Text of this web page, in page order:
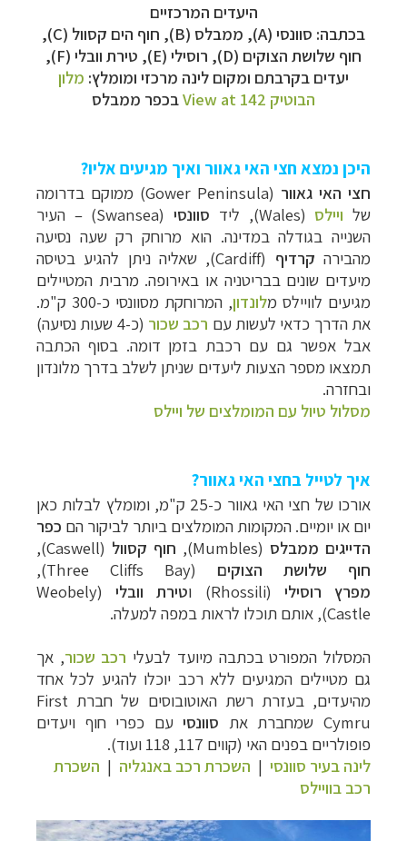
היעדים המרכזיים
בכתבה: סוונסי (A), ממבלס (B), חוף הים קסוול (C),
חוף שלושת הצוקים (D), רוסילי (E), טירת וובלי (F),
יעדים בקרבתם ומקום לינה מרכזי ומומלץ: מלון
הבוטיק View at 142
בכפר ממבלס
היכן נמצא חצי האי גאוור ואיך מגיעים אליו?
חצי האי גאוור (
Gower Peninsula) ממוקם בדרומה
של ויילס (
Wales), ליד סוונסי(
Swansea
)– העיר
השנייה בגודלה במדינה. הוא מרוחק רק שעה נסיעה
מהבירה קרדיף (
Cardiff), שאליה ניתן להגיע בטיסה
מיעדים שונים בבריטניה או באירופה. מרבית המטיילים
מגיעים לוויילס מלונדון
, המרוחקת מסוונסי כ-300 ק"מ.
את הדרך כדאי לעשות עם רכב שכור
(כ-4 שעות נסיעה)
אבל אפשר גם עם רכבת בזמן דומה. בסוף הכתבה
תמצאו מספר הצעות ליעדים שניתן לשלב בדרך מלונדון
ובחזרה.
מסלול טיול עם המומלצים של ויילס
איך לטייל בחצי האי גאוור?
אורכו של חצי האי גאוור כ-25 ק"מ, ו
מומלץ לבלות כאן
יום או יומיים. המקומות המומלצים ביותר לביקור הם כפר
הדייגים ממבלס (
Mumbles
), חוף קסוול (
Caswell
),
חוף שלושת הצוקים (
Three Cliffs Bay
),
מפרץ רוסילי (
Rhossili) וטירת וובלי (
Weobely
Castle), אותם תוכלו לראות במפה למעלה.
המסלול המפורט בכתבה מיועד לבעלי רכב שכור, אך
גם מטיילים המגיעים ללא רכב יוכלו להגיע לכל אחד
מהיעדים, בעזרת רשת האוטובוסים
של חברת First
Cymru שמחברת את
סוונסי עם כפרי חוף ויעדים
פופולריים בפנים האי (קווים 117, 118 ועוד).
לינה בעיר סוונסי | השכרת רכב באנגליה | השכרת
רכב בוויילס